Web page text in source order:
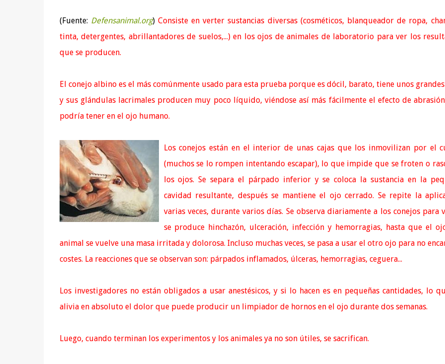
(Fuente: Defensanimal.org) Consiste en verter sustancias diversas (cosméticos, blanqueador de ropa,
tinta, detergentes, abrillantadores de suelos,...) en los ojos de animales de laboratorio para ver los
que se producen.
El conejo albino es el más comúnmente usado para esta prueba porque es dócil, barato, tiene unos
y sus glándulas lacrimales producen muy poco líquido, viéndose así más fácilmente el efecto de
podría tener en el ojo humano.
Los conejos están en el interior de unas cajas que los inmovilizan por el
(muchos se lo rompen intentando escapar), lo que impide que se froten o
los ojos. Se separa el párpado inferior y se coloca la sustancia en la
cavidad resultante, después se mantiene el ojo cerrado. Se repite la
varias veces, durante varios días. Se observa diariamente a los conejos para
se produce hinchazón, ulceración, infección y hemorragias, hasta que el
animal se vuelve una masa irritada y dolorosa. Incluso muchas veces, se pasa a usar el otro ojo para no
costes. La reacciones que se observan son: párpados inflamados, úlceras, hemorragias, ceguera...
Los investigadores no están obligados a usar anestésicos, y si lo hacen es en pequeñas cantidades, lo
alivia en absoluto el dolor que puede producir un limpiador de hornos en el ojo durante dos semanas.
Luego, cuando terminan los experimentos y los animales ya no son útiles, se sacrifican.